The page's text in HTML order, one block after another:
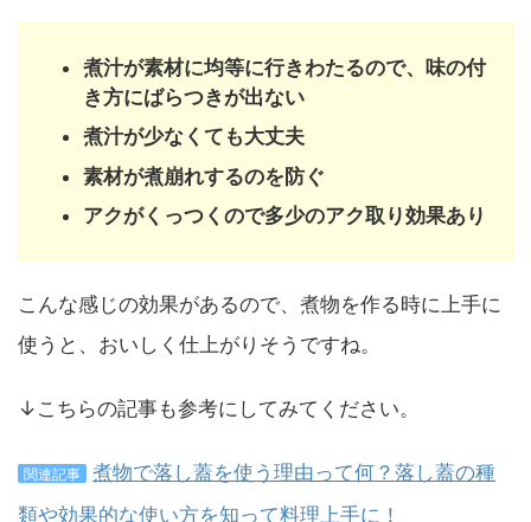
煮汁が素材に均等に行きわたるので、味の付
き方にばらつきが出ない
煮汁が少なくても大丈夫
素材が煮崩れするのを防ぐ
アクがくっつくので多少のアク取り効果あり
こんな感じの効果があるので、煮物を作る時に上手に
使うと、おいしく仕上がりそうですね。
↓こちらの記事も参考にしてみてください。
関連記事
煮物で落し蓋を使う理由って何？落し蓋の種
類や効果的な使い方を知って料理上手に！